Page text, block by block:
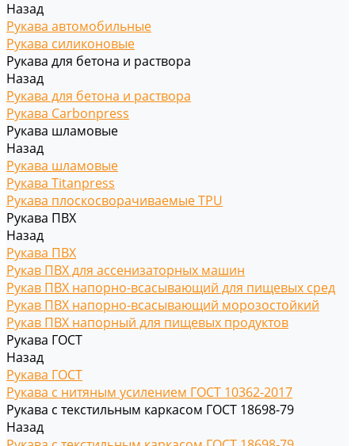
Назад
Рукава автомобильные
Рукава силиконовые
Рукава для бетона и раствора
Назад
Рукава для бетона и раствора
Рукава Carbonpress
Рукава шламовые
Назад
Рукава шламовые
Рукава Titanpress
Рукава плоскосворачиваемые TPU
Рукава ПВХ
Назад
Рукава ПВХ
Рукав ПВХ для ассенизаторных машин
Рукав ПВХ напорно-всасывающий для пищевых сред
Рукав ПВХ напорно-всасывающий морозостойкий
Рукав ПВХ напорный для пищевых продуктов
Рукава ГОСТ
Назад
Рукава ГОСТ
Рукава с нитяным усилением ГОСТ 10362-2017
Рукава с текстильным каркасом ГОСТ 18698-79
Назад